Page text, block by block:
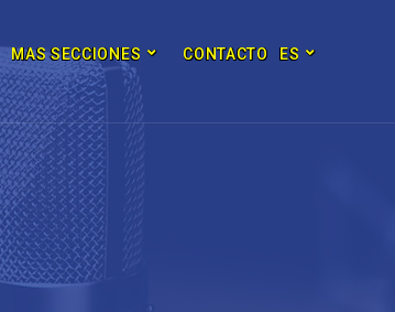
MAS SECCIONES CONTACTO ES